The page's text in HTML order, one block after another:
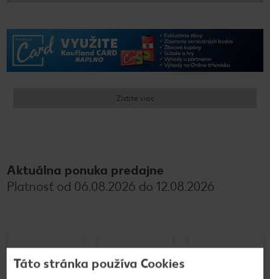
Zistite viac
Aktuálna ponuka predajne
Platnosť od 06.08.2026 do 12.08.2026
Táto stránka používa Cookies